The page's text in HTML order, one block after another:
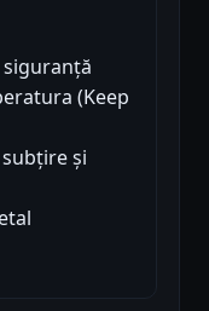
(Keep
și